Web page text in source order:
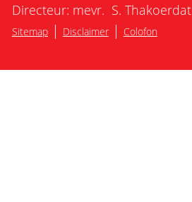
Directeur: mevr. S. Thakoerdat
Sitemap| Disclaimer| Colofon